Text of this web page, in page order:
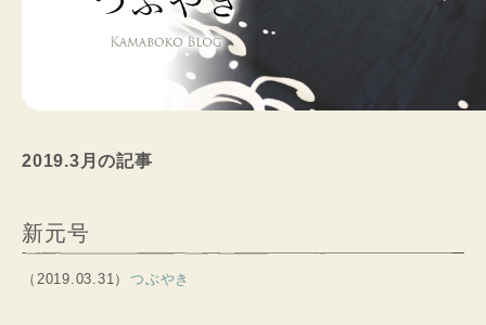
2019.3月の記事
新元号
（2019.03.31） つぶやき